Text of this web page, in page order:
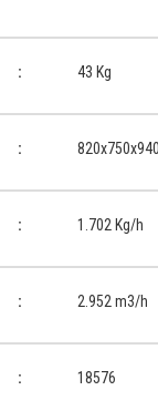
: 43 Kg
:
: 1.702 Kg/h
: 2.952 m3/h
: 18576